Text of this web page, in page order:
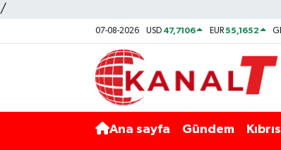
/
07-08-2026 USD 47,7106 EUR55,1652
Ana sayfa Gündem Kıbrıs